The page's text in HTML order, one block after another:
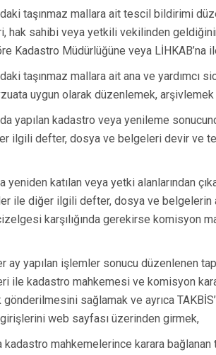
taşınmaz mallara ait tescil bildirimi
hak sahibi veya yetkili vekilinden
Kadastro Müdürlüğüne veya LİHKAB’na
taşınmaz mallara ait ana ve
uygun olarak düzenlemek,
yapılan kadastro veya yenileme
ilgili defter, dosya ve belgeleri devir ve
yeniden katılan veya yetki alanlarından
ile diğer ilgili defter, dosya ve belgelerin
karşılığında gerekirse komisyon
ay yapılan işlemler sonucu düzenlenen
ile kadastro mahkemesi ve komisyon
sağlamak ve ayrıca
web sayfası üzerinden girmek,
kadastro mahkemelerince karara